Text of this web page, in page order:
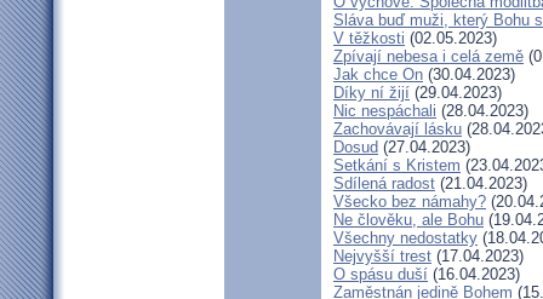
Sláva buď muži, který Bohu
V těžkosti (02.05.2023)
Zpívají nebesa i celá země
Jak chce On (30.04.2023)
Díky ní žijí (29.04.2023)
Nic nespáchali (28.04.2023)
Zachovávají lásku
Dosud (27.04.2023)
Setkání s Kristem
Sdílená radost (21.04.2023)
Všecko bez námahy?
Ne člověku, ale Bohu
Všechny nedostatky
Nejvyšší trest (17.04.2023)
O spásu duší (16.04.2023)
Zaměstnán jedině Bohem